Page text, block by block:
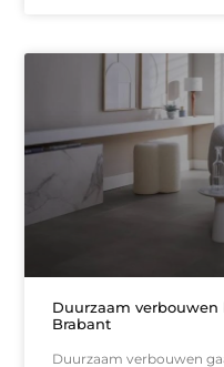
Duurzaam
Brabant
Duurzaam verbouwen